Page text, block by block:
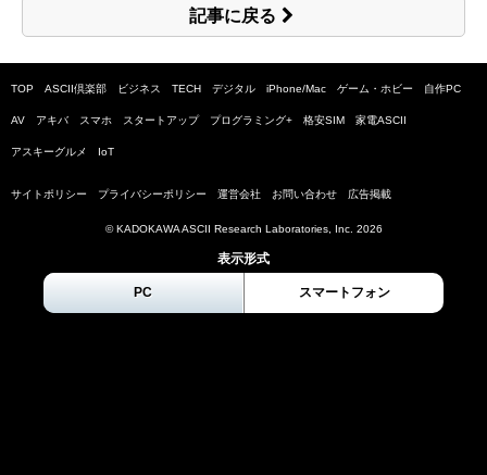
記事に戻る
TOP ASCII倶楽部 ビジネス TECH デジタル iPhone/Mac ゲーム・ホビー 自作PC
AV アキバ スマホ スタートアップ プログラミング+ 格安SIM 家電ASCII
アスキーグルメ IoT
サイトポリシー プライバシーポリシー 運営会社 お問い合わせ 広告掲載
© KADOKAWA ASCII Research Laboratories, Inc. 2026
表示形式
PC スマートフォン